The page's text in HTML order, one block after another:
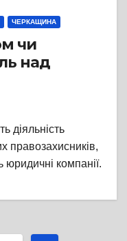
ЧЕРКАЩИНА
чи
над
діяльність
правозахисників,
юридичні компанії.